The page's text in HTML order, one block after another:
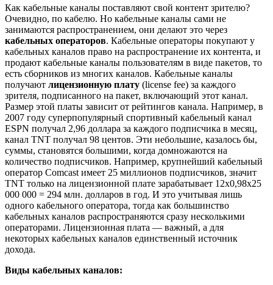
Как кабельные каналы поставляют свой контент зрителю?
Очевидно, по кабелю. Но кабельные каналы сами не
занимаются распространением, они делают это через
кабельных операторов. Кабельные операторы покупают у
кабельных каналов право на распространение их контента, и
продают кабельные каналы пользователям в виде пакетов, то
есть сборников из многих каналов. Кабельные каналы
получают лицензионную плату (license fee) за каждого
зрителя, подписанного на пакет, включающий этот канал.
Размер этой платы зависит от рейтингов канала. Например, в
2007 году суперпопулярный спортивный кабельный канал
ESPN получал 2,96 доллара за каждого подписчика в месяц,
канал TNT получал 98 центов. Эти небольшие, казалось бы,
суммы, становятся большими, когда домножаются на
количество подписчиков. Например, крупнейший кабельный
оператор Comcast имеет 25 миллионов подписчиков, значит
TNT только на лицензионной плате зарабатывает 12х0,98х25
000 000 = 294 млн. долларов в год. И это учитывая лишь
одного кабельного оператора, тогда как большинство
кабельных каналов распространяются сразу несколькими
операторами. Лицензионная плата — важный, а для
некоторых кабельных каналов единственный источник
дохода.
Виды кабельных каналов: